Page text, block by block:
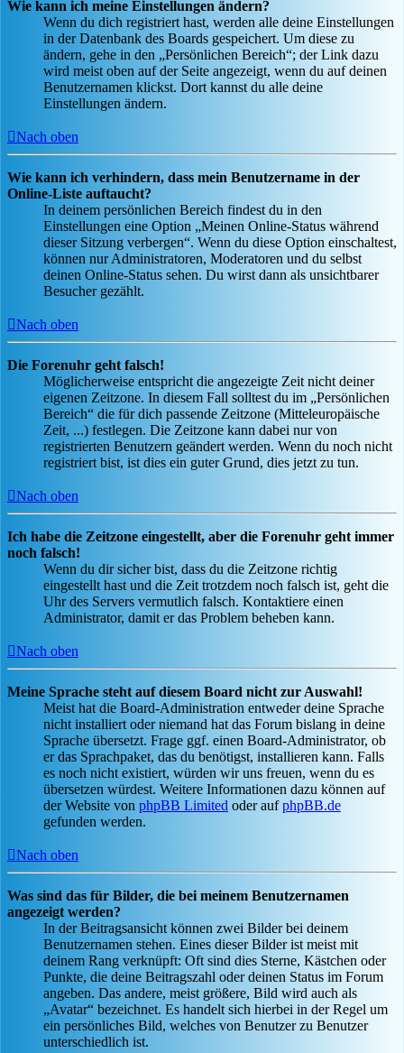
Wie kann ich meine Einstellungen ändern?
Wenn du dich registriert hast, werden alle deine Einstellungen
in der Datenbank des Boards gespeichert. Um diese zu
ändern, gehe in den „Persönlichen Bereich“; der Link dazu
wird meist oben auf der Seite angezeigt, wenn du auf deinen
Benutzernamen klickst. Dort kannst du alle deine
Einstellungen ändern.
Nach oben
Wie kann ich verhindern, dass mein Benutzername in der
Online-Liste auftaucht?
In deinem persönlichen Bereich findest du in den
Einstellungen eine Option „Meinen Online-Status während
dieser Sitzung verbergen“. Wenn du diese Option einschaltest,
können nur Administratoren, Moderatoren und du selbst
deinen Online-Status sehen. Du wirst dann als unsichtbarer
Besucher gezählt.
Nach oben
Die Forenuhr geht falsch!
Möglicherweise entspricht die angezeigte Zeit nicht deiner
eigenen Zeitzone. In diesem Fall solltest du im „Persönlichen
Bereich“ die für dich passende Zeitzone (Mitteleuropäische
Zeit, ...) festlegen. Die Zeitzone kann dabei nur von
registrierten Benutzern geändert werden. Wenn du noch nicht
registriert bist, ist dies ein guter Grund, dies jetzt zu tun.
Nach oben
Ich habe die Zeitzone eingestellt, aber die Forenuhr geht immer
noch falsch!
Wenn du dir sicher bist, dass du die Zeitzone richtig
eingestellt hast und die Zeit trotzdem noch falsch ist, geht die
Uhr des Servers vermutlich falsch. Kontaktiere einen
Administrator, damit er das Problem beheben kann.
Nach oben
Meine Sprache steht auf diesem Board nicht zur Auswahl!
Meist hat die Board-Administration entweder deine Sprache
nicht installiert oder niemand hat das Forum bislang in deine
Sprache übersetzt. Frage ggf. einen Board-Administrator, ob
er das Sprachpaket, das du benötigst, installieren kann. Falls
es noch nicht existiert, würden wir uns freuen, wenn du es
übersetzen würdest. Weitere Informationen dazu können auf
der Website von phpBB Limited oder aufphpBB.de
gefunden werden.
Nach oben
Was sind das für Bilder, die bei meinem Benutzernamen
angezeigt werden?
In der Beitragsansicht können zwei Bilder bei deinem
Benutzernamen stehen. Eines dieser Bilder ist meist mit
deinem Rang verknüpft: Oft sind dies Sterne, Kästchen oder
Punkte, die deine Beitragszahl oder deinen Status im Forum
angeben. Das andere, meist größere, Bild wird auch als
„Avatar“ bezeichnet. Es handelt sich hierbei in der Regel um
ein persönliches Bild, welches von Benutzer zu Benutzer
unterschiedlich ist.